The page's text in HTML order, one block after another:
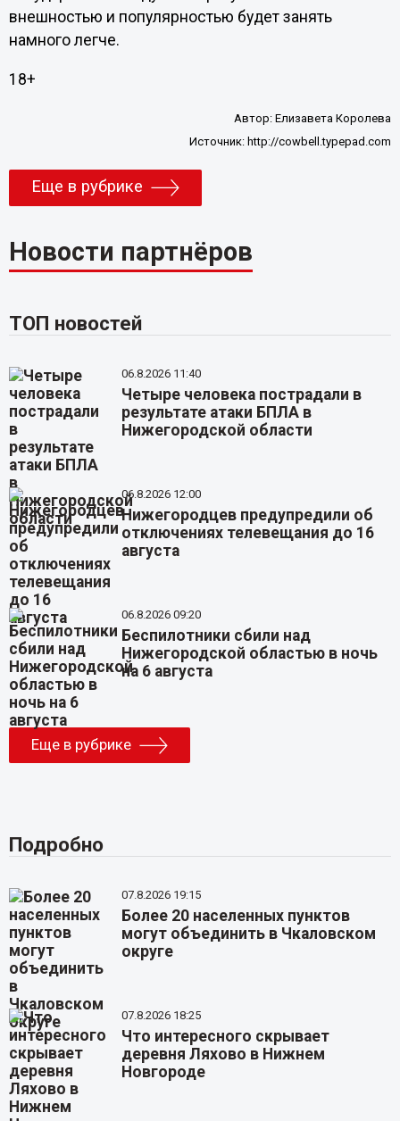
внешностью и популярностью будет занять
намного легче.
18+
Автор:Елизавета Королева
Источник:http://cowbell.typepad.com
Еще в рубрике
Новости партнёров
ТОП новостей
06.8.2026 11:40
Четыре человека пострадали в
результате атаки БПЛА в
Нижегородской области
06.8.2026 12:00
Нижегородцев предупредили об
отключениях телевещания до 16
августа
06.8.2026 09:20
Беспилотники сбили над
Нижегородской областью в ночь
на 6 августа
Еще в рубрике
Подробно
07.8.2026 19:15
Более 20 населенных пунктов
могут объединить в Чкаловском
округе
07.8.2026 18:25
Что интересного скрывает
деревня Ляхово в Нижнем
Новгороде